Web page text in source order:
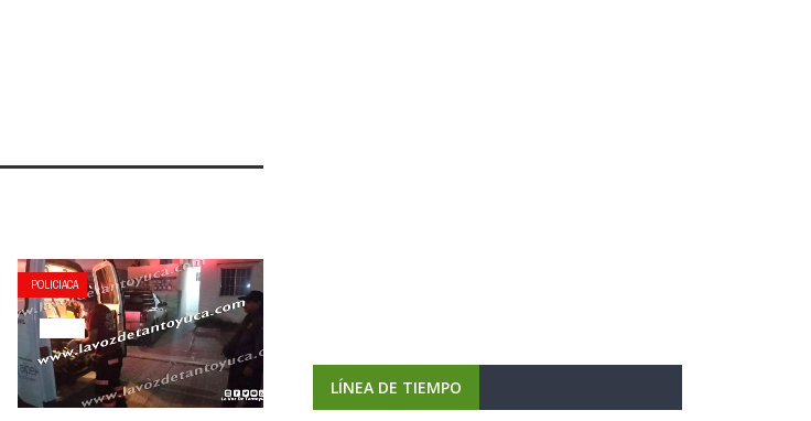
POLICIACA
LÍNEA DE TIEMPO